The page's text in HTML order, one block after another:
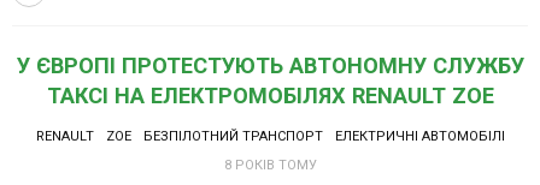
У ЄВРОПІ ПРОТЕСТУЮТЬ АВТОНОМНУ СЛУЖБУ
ТАКСІ НА ЕЛЕКТРОМОБІЛЯХ RENAULT ZOE
RENAULT ZOE БЕЗПІЛОТНИЙ ТРАНСПОРТ
ЕЛЕКТРИЧНІ АВТОМОБІЛІ
8 РОКІВ ТОМУ